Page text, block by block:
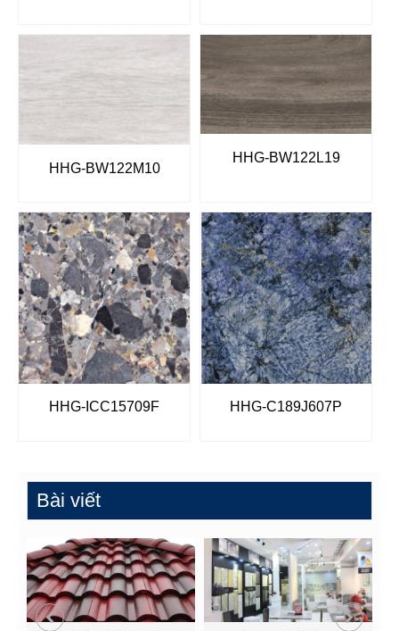
HHG-BW122M10
HHG-BW122L19
HHG-ICC15709F HHG-C189J607P
Bài viết